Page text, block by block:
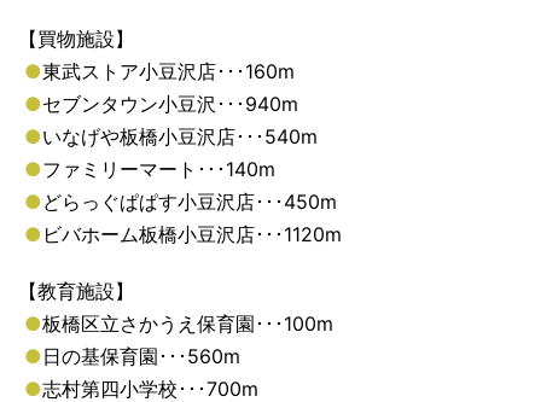
【買物施設】
●東武ストア小豆沢店･･･160m
●セブンタウン小豆沢･･･940m
●いなげや板橋小豆沢店･･･540m
●ファミリーマート･･･140m
●どらっぐぱぱす小豆沢店･･･450m
● ビバホーム板橋小豆沢店･･･1120m
【教育施設】
●板橋区立さかうえ保育園･･･100m
●日の基保育園･･･560m
●志村第四小学校･･･700m